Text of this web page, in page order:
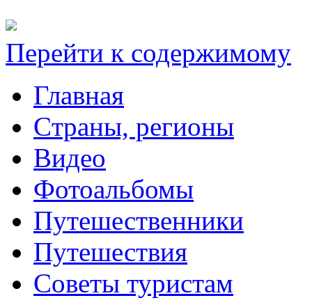
Перейти к содержимому
Главная
Cтраны, регионы
Видео
Фотоальбомы
Путешественники
Путешествия
Советы туристам